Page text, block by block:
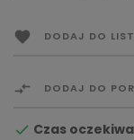
 DODAJ DO
 DODAJ DO
 Czas